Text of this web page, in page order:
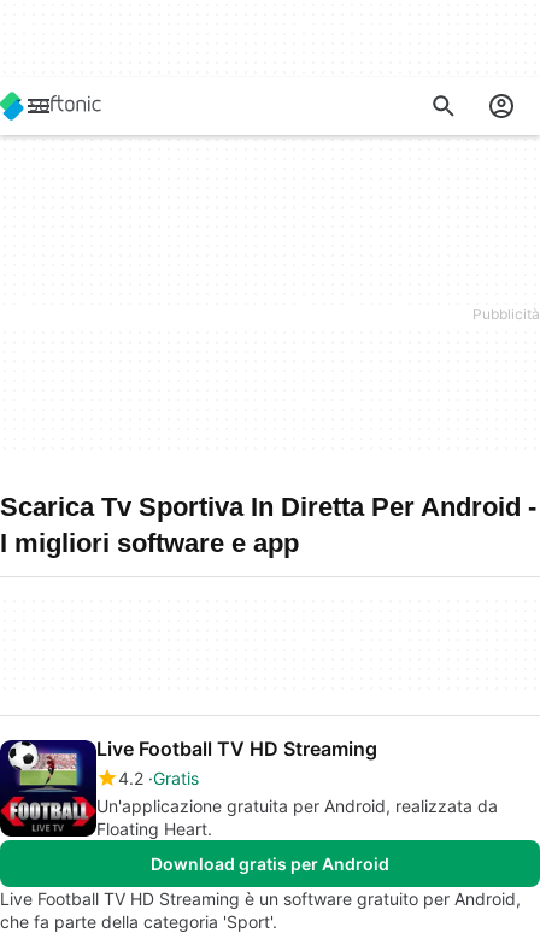
Scarica Tv Sportiva In Diretta Per Android -
I migliori software e app
Live Football TV HD Streaming
4.2 Gratis
Un'applicazione gratuita per Android, realizzata da
Floating Heart.
Download gratis per Android
Live Football TV HD Streaming è un software gratuito per Android,
che fa parte della categoria 'Sport'.